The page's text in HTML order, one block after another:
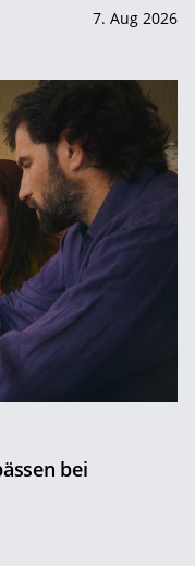
7. Aug 2026
bei